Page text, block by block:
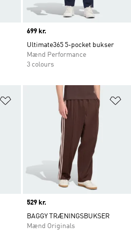
Price
699 kr.
Ultimate365 5-pocket bukser
Mænd Performance
3 colours
Føj til ønskeliste
Price
529 kr.
BAGGY TRÆNINGSBUKSER
Mænd Originals